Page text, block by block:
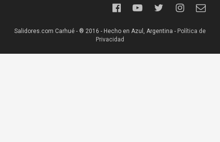
Salidores.com Carhué - ® 2016 - Hecho en Azul, Argentina - Política de
Privacidad